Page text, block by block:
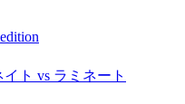
イト vs ラミネート